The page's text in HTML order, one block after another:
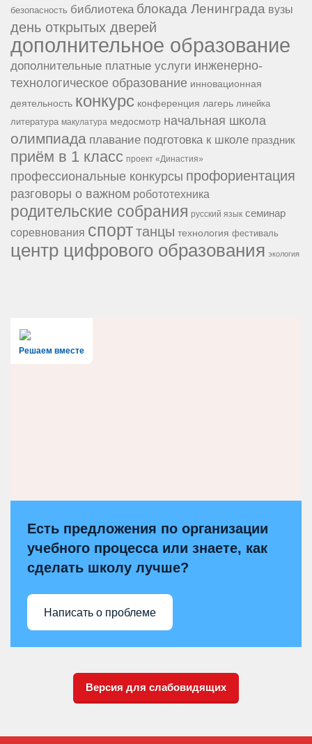
безопасность библиотека блокада Ленинграда вузы
день открытых дверей
дополнительное образование
дополнительные платные услуги инженерно-
технологическое образование инновационная
деятельность конкурс конференция лагерь линейка
литература макулатура медосмотр начальная школа
олимпиада плавание подготовка к школе праздник
приём в 1 класс проект «Династия»
профессиональные конкурсы профориентация
разговоры о важном робототехника
родительские собрания русский язык семинар
соревнования спорттанцы технология фестиваль
центр цифрового образования экология
Решаем вместе
Есть предложения по организации
учебного процесса или знаете, как
сделать школу лучше?
Написать о проблеме
Версия для слабовидящих